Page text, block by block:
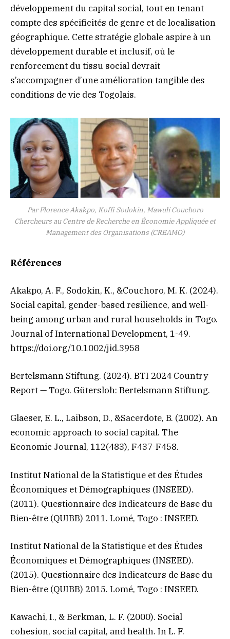
développement du capital social, tout en tenant
compte des spécificités de genre et de localisation
géographique. Cette stratégie globale aspire à un
développement durable et inclusif, où le
renforcement du tissu social devrait
s’accompagner d’une amélioration tangible des
conditions de vie des Togolais.
Par Florence Akakpo, Koffi Sodokin, Mawuli Couchoro
Chercheurs au Centre de Recherche en Économie Appliquée et
Management des Organisations (CREAMO)
Références
Akakpo, A. F., Sodokin, K., &Couchoro, M. K. (2024).
Social capital, gender-based resilience, and well-
being among urban and rural households in Togo.
Journal of International Development, 1-49.
https://doi.org/10.1002/jid.3958
Bertelsmann Stiftung. (2024). BTI 2024 Country
Report — Togo. Gütersloh: Bertelsmann Stiftung.
Glaeser, E. L., Laibson, D., &Sacerdote, B. (2002). An
economic approach to social capital. The
Economic Journal, 112(483), F437-F458.
Institut National de la Statistique et des Études
Économiques et Démographiques (INSEED).
(2011). Questionnaire des Indicateurs de Base du
Bien-être (QUIBB) 2011. Lomé, Togo : INSEED.
Institut National de la Statistique et des Études
Économiques et Démographiques (INSEED).
(2015). Questionnaire des Indicateurs de Base du
Bien-être (QUIBB) 2015. Lomé, Togo : INSEED.
Kawachi, I., & Berkman, L. F. (2000). Social
cohesion, social capital, and health. In L. F.